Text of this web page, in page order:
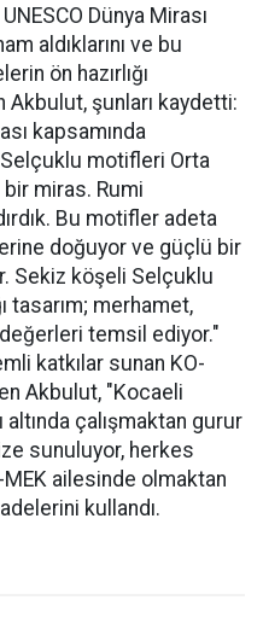
Dünya Mirası
aldıklarını ve bu
ön hazırlığı
şunları kaydetti:
kapsamında
motifleri Orta
miras. Rumi
Bu motifler adeta
doğuyor ve güçlü bir
Sekiz köşeli Selçuklu
tasarım; merhamet,
temsil ediyor."
katkılar sunan KO-
Akbulut, "Kocaeli
çalışmaktan gurur
sunuluyor, herkes
ailesinde olmaktan
kullandı.